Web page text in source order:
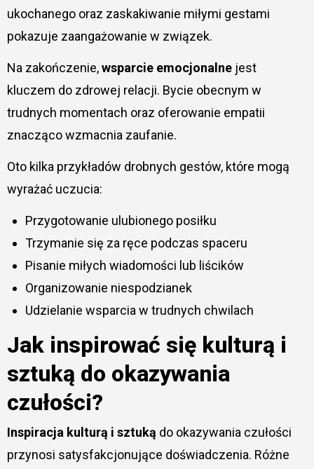
ukochanego oraz zaskakiwanie miłymi gestami
pokazuje zaangażowanie w związek.
Na zakończenie,wsparcie emocjonalnejest
kluczem do zdrowej relacji. Bycie obecnym w
trudnych momentach oraz oferowanie empatii
znacząco wzmacnia zaufanie.
Oto kilka przykładów drobnych gestów, które mogą
wyrażać uczucia:
Przygotowanie ulubionego posiłku
Trzymanie się za ręce podczas spaceru
Pisanie miłych wiadomości lub liścików
Organizowanie niespodzianek
Udzielanie wsparcia w trudnych chwilach
Jak inspirować się kulturą i
sztuką do okazywania
czułości?
Inspiracja kulturą i sztuką do okazywania czułości
przynosi satysfakcjonujące doświadczenia. Różne